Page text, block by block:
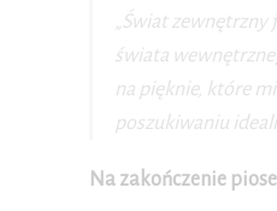
„Świat zewnętrzny
świata
na pięknie, które
poszukiwaniu
Na zakończenie